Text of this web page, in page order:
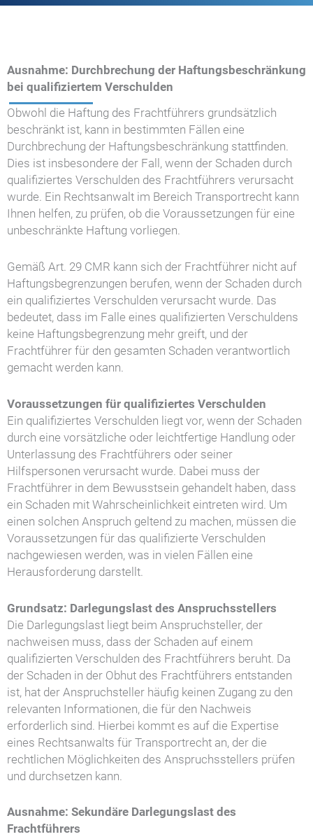
Ausnahme: Durchbrechung der Haftungsbeschränkung
bei qualifiziertem Verschulden
Obwohl die Haftung des Frachtführers grundsätzlich
beschränkt ist, kann in bestimmten Fällen eine
Durchbrechung der Haftungsbeschränkung stattfinden.
Dies ist insbesondere der Fall, wenn der Schaden durch
qualifiziertes Verschulden des Frachtführers verursacht
wurde. Ein Rechtsanwalt im Bereich Transportrecht kann
Ihnen helfen, zu prüfen, ob die Voraussetzungen für eine
unbeschränkte Haftung vorliegen.
Gemäß Art. 29 CMR kann sich der Frachtführer nicht auf
Haftungsbegrenzungen berufen, wenn der Schaden durch
ein qualifiziertes Verschulden verursacht wurde. Das
bedeutet, dass im Falle eines qualifizierten Verschuldens
keine Haftungsbegrenzung mehr greift, und der
Frachtführer für den gesamten Schaden verantwortlich
gemacht werden kann.
Voraussetzungen für qualifiziertes Verschulden
Ein qualifiziertes Verschulden liegt vor, wenn der Schaden
durch eine vorsätzliche oder leichtfertige Handlung oder
Unterlassung des Frachtführers oder seiner
Hilfspersonen verursacht wurde. Dabei muss der
Frachtführer in dem Bewusstsein gehandelt haben, dass
ein Schaden mit Wahrscheinlichkeit eintreten wird. Um
einen solchen Anspruch geltend zu machen, müssen die
Voraussetzungen für das qualifizierte Verschulden
nachgewiesen werden, was in vielen Fällen eine
Herausforderung darstellt.
Grundsatz: Darlegungslast des Anspruchsstellers
Die Darlegungslast liegt beim Anspruchsteller, der
nachweisen muss, dass der Schaden auf einem
qualifizierten Verschulden des Frachtführers beruht. Da
der Schaden in der Obhut des Frachtführers entstanden
ist, hat der Anspruchsteller häufig keinen Zugang zu den
relevanten Informationen, die für den Nachweis
erforderlich sind. Hierbei kommt es auf die Expertise
eines Rechtsanwalts für Transportrecht an, der die
rechtlichen Möglichkeiten des Anspruchsstellers prüfen
und durchsetzen kann.
Ausnahme: Sekundäre Darlegungslast des
Frachtführers